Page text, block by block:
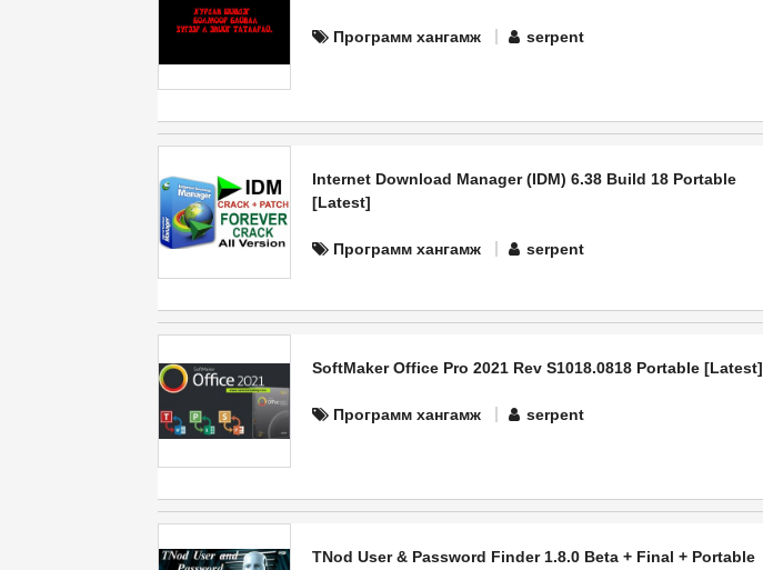
Программ хангамж serpent
Internet Download Manager (IDM) 6.38 Build 18 Portable
[Latest]
Программ хангамж serpent
SoftMaker Office Pro 2021 Rev S1018.0818 Portable [Latest]
Программ хангамж serpent
TNod User & Password Finder 1.8.0 Beta + Final + Portable